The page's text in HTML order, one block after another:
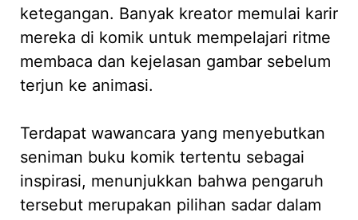
ketegangan. Banyak kreator memulai karir
mereka di komik untuk mempelajari ritme
membaca dan kejelasan gambar sebelum
terjun ke animasi.
Terdapat wawancara yang menyebutkan
seniman buku komik tertentu sebagai
inspirasi, menunjukkan bahwa pengaruh
tersebut merupakan pilihan sadar dalam